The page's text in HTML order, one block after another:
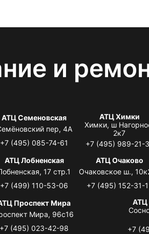
и
АТЦ Семеновская
пер, 4А
+7 (495) 085-74-61
АТЦ Химки
Химки, ш
2к7
+7 (495) 989-21-
АТЦ Лобненская
17 стр.1
+7 (499) 110-53-06
АТЦ Очаково
Очаковское ш.,
+7 (495) 152-31-
Проспект Мира
Мира, 96с16
+7 (495) 023-42-98
АТЦ
+7